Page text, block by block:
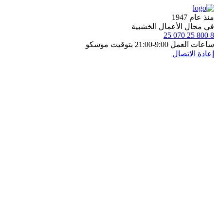
منذ عام 1947
في مجال الأعمال الخشبية
8 800 25 070 25
ساعات العمل 9:00-21:00 بتوقيت موسكو
إعادة الاتصال